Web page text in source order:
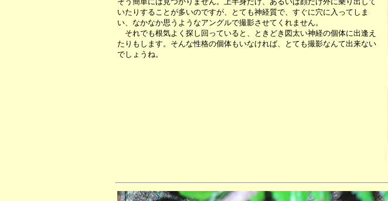
いたりすることが多いのですが、とても神経質で、すぐに穴に入ってしま
い、なかなか思うようなアングルで撮影させてくれません。
それでも根気よく探し回っていると、ときどき図太い神経の個体に出逢え
たりもします。そんな性格の個体もいなければ、とても撮影なんて出来ない
でしょうね。